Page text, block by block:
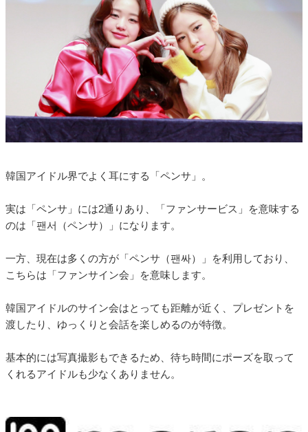
韓国アイドル界でよく耳にする「ペンサ」。
実は「ペンサ」には2通りあり、「ファンサービス」を意味する
のは「팬서（ペンサ）」になります。
一方、現在は多くの方が「ペンサ（팬싸）」を利用しており、
こちらは「ファンサイン会」を意味します。
韓国アイドルのサイン会はとっても距離が近く、プレゼントを
渡したり、ゆっくりと会話を楽しめるのが特徴。
基本的には写真撮影もできるため、待ち時間にポーズを取って
くれるアイドルも少なくありません。